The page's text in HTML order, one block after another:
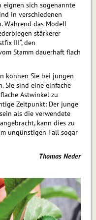
eignen sich sogenannte
in verschiedenen
Während das Modell
stärkerer
III“, den
Stamm dauerhaft flach
können Sie bei jungen
Sie sind eine einfache
Astwinkel zu
Zeitpunkt: Der junge
als die verwendete
kann dies zu
ungünstigen Fall sogar
Thomas Neder